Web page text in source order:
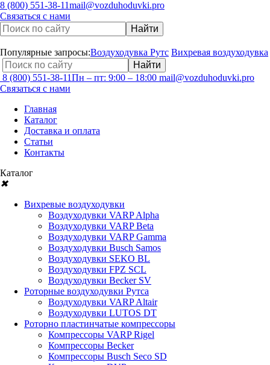
8 (800) 551-38-11mail@vozduhoduvki.pro
Связаться с нами
Популярные запросы:Воздуходувка Рутс Вихревая воздуходувка
8 (800) 551-38-11Пн – пт: 9:00 – 18:00 mail@vozduhoduvki.pro
Связаться с нами
Главная
Каталог
Доставка и оплата
Статьи
Контакты
Каталог
✖
Вихревые воздуходувки
Воздуходувки VARP Alpha
Воздуходувки VARP Beta
Воздуходувки VARP Gamma
Воздуходувки Busch Samos
Воздуходувки SEKO BL
Воздуходувки FPZ SCL
Воздуходувки Becker SV
Роторные воздуходувки Рутса
Воздуходувки VARP Altair
Воздуходувки LUTOS DT
Роторно пластинчатые компрессоры
Компрессоры VARP Rigel
Компрессоры Becker
Компрессоры Busch Seco SD